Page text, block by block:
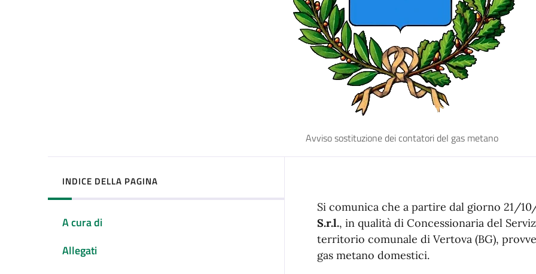
Avviso sostituzione dei contatori deI gas metano
INDICE DELLA PAGINA
A cura di
Allegati
Si comunica che a partire dal giorno 21/
S.r.l., in qualità di Concessionaria del
territorio comunale di Vertova (BG),
gas metano domestici.